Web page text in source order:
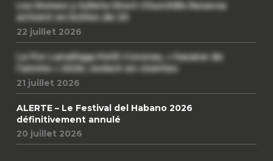
Les Romeo y Julieta Short Churchills Reserva
arrivent en boîtes de 20
22 juillet 2026
Le Por Larrañaga Petit Coronas, « havane de
l’année » 2026, revient en civettes
21 juillet 2026
ALERTE – Le Festival del Habano 2026
définitivement annulé
20 juillet 2026